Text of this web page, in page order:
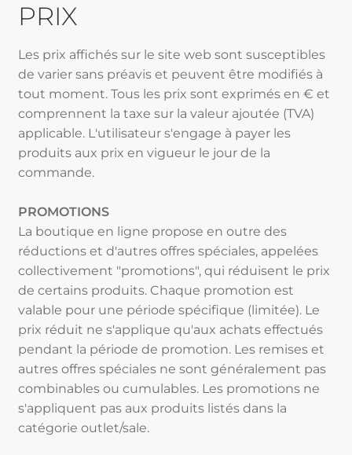
PRIX
Les prix affichés sur le site web sont susceptibles
de varier sans préavis et peuvent être modifiés à
tout moment. Tous les prix sont exprimés en € et
comprennent la taxe sur la valeur ajoutée (TVA)
applicable. L'utilisateur s'engage à payer les
produits aux prix en vigueur le jour de la
commande.
PROMOTIONS
La boutique en ligne propose en outre des
réductions et d'autres offres spéciales, appelées
collectivement "promotions", qui réduisent le prix
de certains produits. Chaque promotion est
valable pour une période spécifique (limitée). Le
prix réduit ne s'applique qu'aux achats effectués
pendant la période de promotion. Les remises et
autres offres spéciales ne sont généralement pas
combinables ou cumulables. Les promotions ne
s'appliquent pas aux produits listés dans la
catégorie outlet/sale.